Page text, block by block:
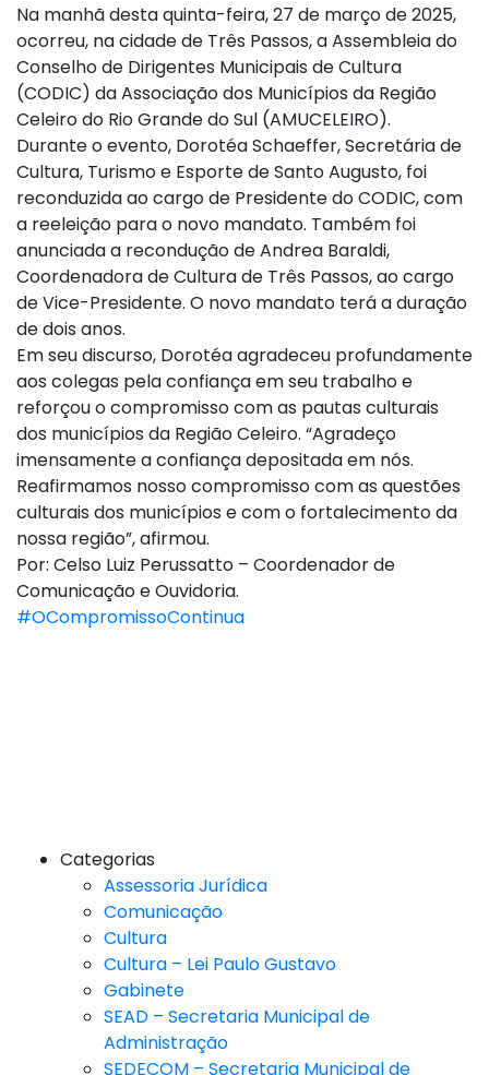
Na manhã desta quinta-feira, 27 de março de 2025,
ocorreu, na cidade de Três Passos, a Assembleia do
Conselho de Dirigentes Municipais de Cultura
(CODIC) da Associação dos Municípios da Região
Celeiro do Rio Grande do Sul (AMUCELEIRO).
Durante o evento, Dorotéa Schaeffer, Secretária de
Cultura, Turismo e Esporte de Santo Augusto, foi
reconduzida ao cargo de Presidente do CODIC, com
a reeleição para o novo mandato. Também foi
anunciada a recondução de Andrea Baraldi,
Coordenadora de Cultura de Três Passos, ao cargo
de Vice-Presidente. O novo mandato terá a duração
de dois anos.
Em seu discurso, Dorotéa agradeceu profundamente
aos colegas pela confiança em seu trabalho e
reforçou o compromisso com as pautas culturais
dos municípios da Região Celeiro. “Agradeço
imensamente a confiança depositada em nós.
Reafirmamos nosso compromisso com as questões
culturais dos municípios e com o fortalecimento da
nossa região”, afirmou.
Por: Celso Luiz Perussatto – Coordenador de
Comunicação e Ouvidoria.
#OCompromissoContinua
Categorias
Assessoria Jurídica
Comunicação
Cultura
Cultura – Lei Paulo Gustavo
Gabinete
SEAD – Secretaria Municipal de
Administração
SEDECOM – Secretaria Municipal de